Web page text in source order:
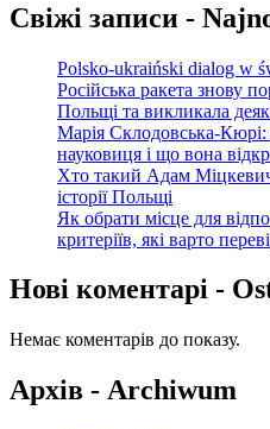
Свіжі записи -
Polsko-ukraiński dialog w
Російська ракета знову
Польщі та викликала
Марія Склодовська-Кюрі:
науковиця і що вона
Хто такий Адам
історії Польщі
Як обрати місце для
критеріїв, які варто
Нові коментарі -
Немає коментарів до показу.
Архів - Archiwum